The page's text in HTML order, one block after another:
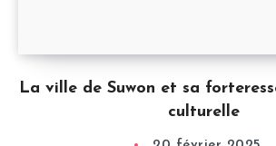
La ville de Suwon et sa
culturelle